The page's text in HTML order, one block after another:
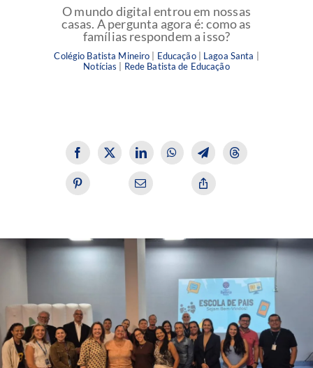
O mundo digital entrou em nossas
casas. A pergunta agora é: como as
famílias respondem a isso?
Colégio Batista Mineiro Educação| Lagoa Santa
Notícias
Rede Batista de Educação